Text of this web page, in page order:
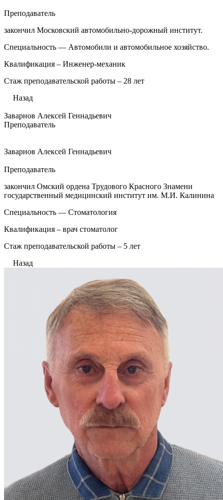
Преподаватель
закончил Московский автомобильно-дорожный институт.
Специальность — Автомобили и автомобильное хозяйство.
Квалификация – Инженер-механик
Стаж преподавательской работы – 28 лет
Назад
Заварнов Алексей Геннадьевич
Преподаватель
Заварнов Алексей Геннадьевич
Преподаватель
закончил Омский ордена Трудового Красного Знамени
государственный медицинский институт им. М.И. Калинина
Специальность — Стоматология
Квалификация – врач стоматолог
Стаж преподавательской работы – 5 лет
Назад